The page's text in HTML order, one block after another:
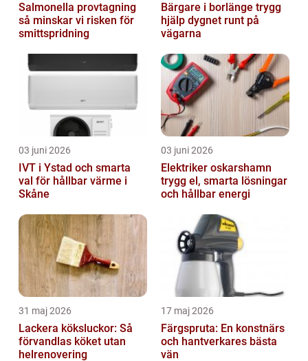
Salmonella provtagning
så minskar vi risken för
smittspridning
Bärgare i borlänge trygg
hjälp dygnet runt på
vägarna
03 juni 2026
IVT i Ystad och smarta
val för hållbar värme i
Skåne
03 juni 2026
Elektriker oskarshamn
trygg el, smarta lösningar
och hållbar energi
31 maj 2026
Lackera köksluckor: Så
förvandlas köket utan
helrenovering
17 maj 2026
Färgspruta: En konstnärs
och hantverkares bästa
vän